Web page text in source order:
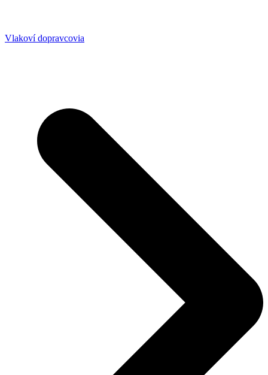
Vlakoví dopravcovia